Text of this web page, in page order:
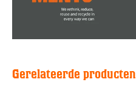
Gerelateerde producten